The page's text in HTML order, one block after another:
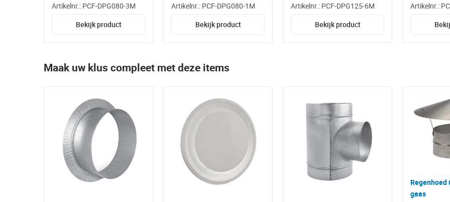
Artikelnr.: PCF-DPG080-3M
Bekijk product
Artikelnr.: PCF-DPG080-1M
Bekijk product
Artikelnr.: PCF-DPG125-6M
Bekijk product
Artikelnr.:
Maak uw klus compleet met deze items
Regenhoed
gaas